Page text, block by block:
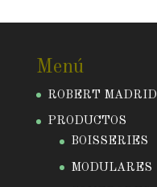
Menú
ROBERT MADRID
PRODUCTOS
BOISSERIES
MODULARES